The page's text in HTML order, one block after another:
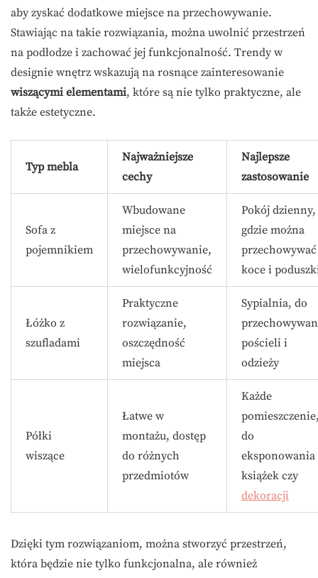
aby zyskać dodatkowe miejsce na przechowywanie.
Stawiając na takie rozwiązania, można uwolnić przestrzeń
na podłodze i zachować jej funkcjonalność. Trendy w
designie wnętrz wskazują na rosnące zainteresowanie
wiszącymi elementami, które są nie tylko praktyczne, ale
także estetyczne.
Typ mebla
Najważniejsze
cechy
Najlepsze
zastosowanie
Sofa z
pojemnikiem
Wbudowane
miejsce na
przechowywanie,
wielofunkcyjność
Pokój dzienny,
gdzie można
przechowywać
koce i
Łóżko z
szufladami
Praktyczne
rozwiązanie,
oszczędność
miejsca
Sypialnia, do
pościeli i
odzieży
Półki
wiszące
Łatwe w
montażu, dostęp
do różnych
przedmiotów
Każde
do
eksponowania
książek czy
dekoracji
Dzięki tym rozwiązaniom, można stworzyć przestrzeń,
która będzie nie tylko funkcjonalna, ale również